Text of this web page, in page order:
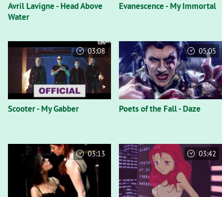
Avril Lavigne - Head Above
Water
Evanescence - My Immortal
Scooter - My Gabber
03:08
Poets of the Fall - Daze
05:05
03:13 03:42